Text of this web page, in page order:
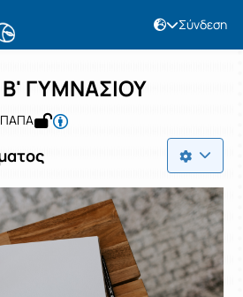
Σύνδεση
Β' ΓΥΜΝΑΣΙΟΥ
ΓΥΜΝΑΣΙΟΥ
ΠΑΠΑ